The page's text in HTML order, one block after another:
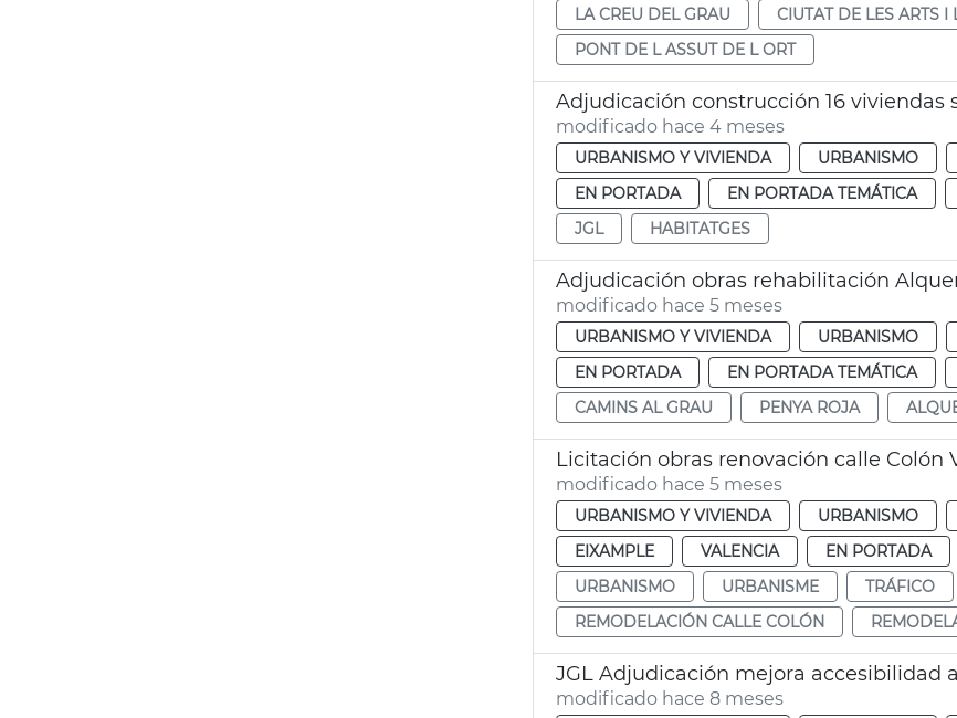
LA CREU DEL GRAU
CIUTAT DE LES ARTS I
PONT DE L ASSUT DE L ORT
Adjudicación construcción 16 viviendas
modificado hace 4 meses
URBANISMO Y VIVIENDA URBANISMO
EN PORTADA
EN PORTADA TEMÁTICA
JGL
HABITATGES
Adjudicación obras rehabilitación
modificado hace 5 meses
URBANISMO Y VIVIENDA URBANISMO
EN PORTADA
EN PORTADA TEMÁTICA
CAMINS AL GRAU
PENYA ROJA
Licitación obras renovación calle Colón
modificado hace 5 meses
URBANISMO Y VIVIENDA URBANISMO
EIXAMPLE
VALENCIA EN PORTADA
URBANISMO
URBANISME TRÁFICO
REMODELACIÓN CALLE COLÓN
JGL Adjudicación mejora accesibilidad
modificado hace 8 meses